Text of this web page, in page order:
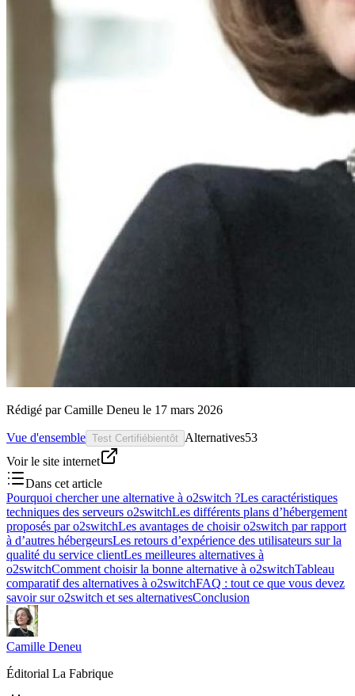
Rédigé par Camille Deneu le 17 mars 2026
Vue d'ensemble Test Certifiébientôt Alternatives53
Voir le site internet
Dans cet article
Pourquoi chercher une alternative à o2switch ?Les caractéristiques
techniques des serveurs o2switchLes différents plans d’hébergement
proposés par o2switchLes avantages de choisir o2switch par rapport
à d’autres hébergeursLes retours d’expérience des utilisateurs sur la
qualité du service clientLes meilleures alternatives à
o2switchComment choisir la bonne alternative à o2switchTableau
comparatif des alternatives à o2switchFAQ : tout ce que vous devez
savoir sur o2switch et ses alternativesConclusion
Camille Deneu
Éditorial La Fabrique